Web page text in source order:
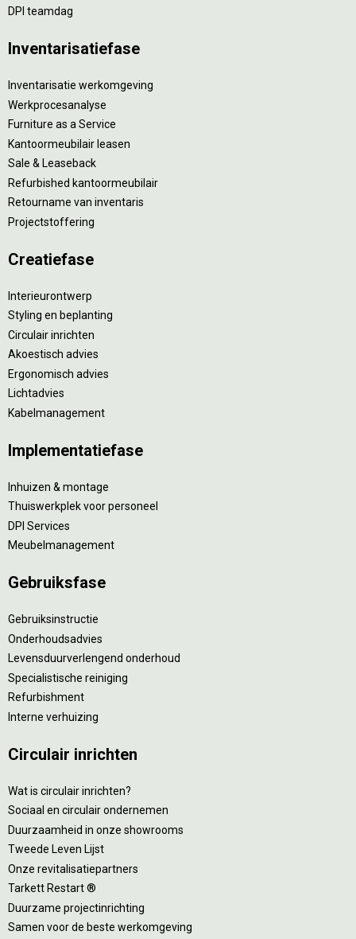
DPI teamdag
Inventarisatiefase
Inventarisatie werkomgeving
Werkprocesanalyse
Furniture as a Service
Kantoormeubilair leasen
Sale & Leaseback
Refurbished kantoormeubilair
Retourname van inventaris
Projectstoffering
Creatiefase
Interieurontwerp
Styling en beplanting
Circulair inrichten
Akoestisch advies
Ergonomisch advies
Lichtadvies
Kabelmanagement
Implementatiefase
Inhuizen & montage
Thuiswerkplek voor personeel
DPI Services
Meubelmanagement
Gebruiksfase
Gebruiksinstructie
Onderhoudsadvies
Levensduurverlengend onderhoud
Specialistische reiniging
Refurbishment
Interne verhuizing
Circulair inrichten
Wat is circulair inrichten?
Sociaal en circulair ondernemen
Duurzaamheid in onze showrooms
Tweede Leven Lijst
Onze revitalisatiepartners
Tarkett Restart ®
Duurzame projectinrichting
Samen voor de beste werkomgeving